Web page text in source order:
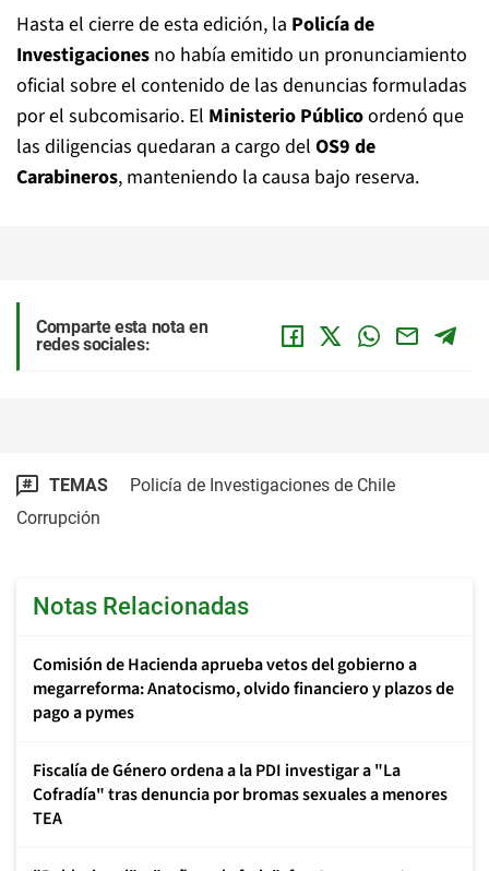
Hasta el cierre de esta edición, la Policía de
Investigaciones no había emitido un pronunciamiento
oficial sobre el contenido de las denuncias formuladas
por el subcomisario. El Ministerio Públicoordenó que
las diligencias quedaran a cargo del OS9 de
Carabineros, manteniendo la causa bajo reserva.
Comparte esta nota en
redes sociales:
TEMAS
Policía de Investigaciones de Chile
Corrupción
Notas Relacionadas
Comisión de Hacienda aprueba vetos del gobierno a
megarreforma: Anatocismo, olvido financiero y plazos de
pago a pymes
Fiscalía de Género ordena a la PDI investigar a "La
Cofradía" tras denuncia por bromas sexuales a menores
TEA